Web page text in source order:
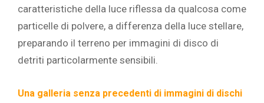
caratteristiche della luce riflessa da qualcosa come
particelle di polvere, a differenza della luce stellare,
preparando il terreno per immagini di disco di
detriti particolarmente sensibili.
Una galleria senza precedenti di immagini di dischi